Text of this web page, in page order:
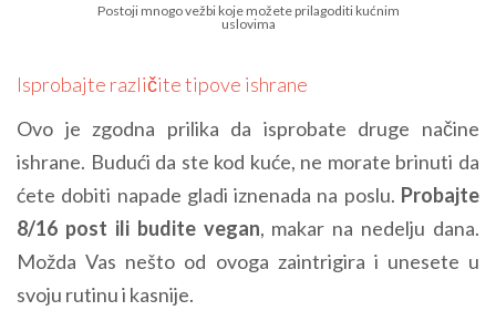
Postoji mnogo vežbi koje možete prilagoditi kućnim
uslovima
Isprobajte različite tipove ishrane
Ovo je zgodna prilika da isprobate druge načine
ishrane. Budući da ste kod kuće, ne morate brinuti da
ćete dobiti napade gladi iznenada na poslu. Probajte
8/16 post ili budite vegan, makar na nedelju dana.
Možda Vas nešto od ovoga zaintrigira i unesete u
svoju rutinu i kasnije.